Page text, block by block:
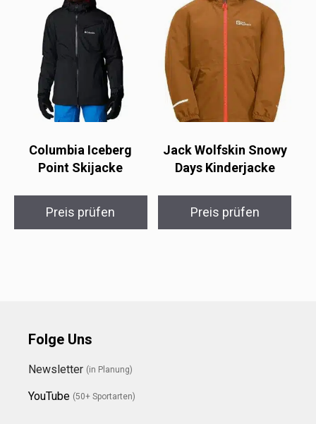
Columbia Iceberg
Point Skijacke
Preis prüfen
Jack Wolfskin Snowy
Days Kinderjacke
Preis prüfen
Folge Uns
Newsletter (in Planung)
YouTube (50+ Sportarten)